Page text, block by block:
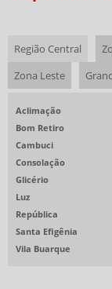
RESTAURANTE
EMPRESAS DE
RESTAURANTE
BUFFET ALMOÇO
RESTAURANTE
ALIMENTAÇÃO
ALIMENTAÇÃO
ALIMENTAÇÃO
Região Central
Zona Leste
Aclimação
Bom Retiro
Cambuci
Consolação
Glicério
Luz
República
Santa Efigênia
Vila Buarque